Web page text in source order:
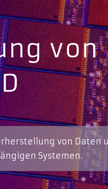
von
von Daten
Systemen.